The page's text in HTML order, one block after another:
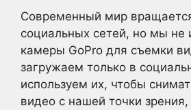
Современный мир
социальных сетей, но мы не
камеры GoPro для съемки
загружаем только в
используем их, чтобы
видео с нашей точки